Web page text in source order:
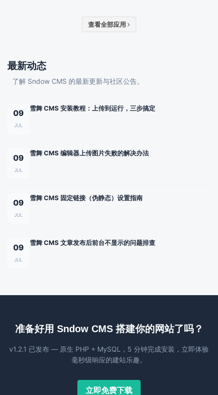
查看全部应用
最新动态
了解 Sndow CMS 的最新更新与社区公告。
09
JUL
雪舞 CMS 安装教程：上传到运行，三步搞定
09
JUL
雪舞 CMS 编辑器上传图片失败的解决办法
09
JUL
雪舞 CMS 固定链接（伪静态）设置指南
09
JUL
雪舞 CMS 文章发布后前台不显示的问题排查
准备好用 Sndow CMS 搭建你的网站了吗？
v1.2.1 已发布 — 原生 PHP + MySQL，5 分钟完成安装，立即体验
毫秒级响应的建站乐趣。
立即免费下载